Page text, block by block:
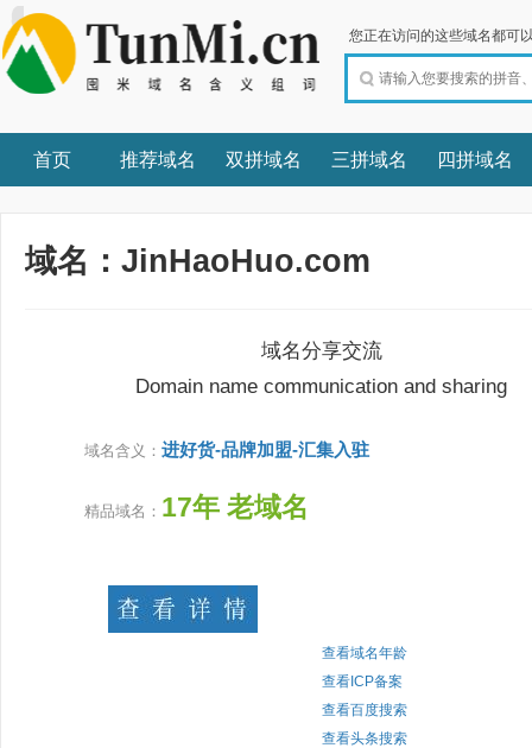
您正在访问的这些域名都可
首页 推荐域名 双拼域名 三拼域名 四拼域名
域名：JinHaoHuo.com
域名分享交流
Domain name communication and sharing
域名含义： 进好货-品牌加盟-汇集入驻
精品域名： 17年 老域名
查看域名年龄
查看ICP备案
查看百度搜索
查看头条搜索